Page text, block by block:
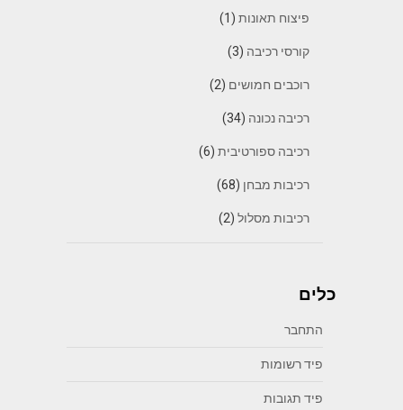
פיצוח תאונות(1)
קורסי רכיבה (3)
רוכבים חמושים(2)
רכיבה נכונה(34)
רכיבה ספורטיבית(6)
רכיבות מבחן(68)
רכיבות מסלול(2)
כלים
התחבר
פיד רשומות
פיד תגובות